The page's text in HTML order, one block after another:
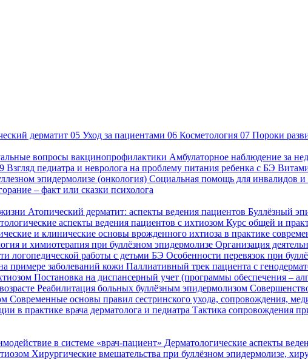
дерматит 05 Уход за пациентами 06 Косметология 07 Пороки
вопросы вакцинопрофилактики Амбулаторное наблюдение за
Взгляд педиатра и невролога на проблему питания ребенка с БЭ
эпидермолизе (онкология) Социальная помощь для инвалидов и
– факт или сказки психолога
Атопический дерматит: аспекты ведения пациентов Буллёзный
аспекты ведения пациентов с ихтиозом Курс общей и
и клинические основы врожденного ихтиоза в практике
и химиотерапия при буллёзном эпидермолизе Организация
логопедической работы с детьми БЭ Особенности перевязок при
примере заболеваний кожи Паллиативный трек пациента с
Постановка на диспансерный учет (программы обеспечения –
Реабилитация больных буллёзным эпидермолизом
Современные основы правил сестринского ухода, сопровождения,
в практике врача дерматолога и педиатра Тактика сопровождения
в системе «врач-пациент» Дерматологические аспекты
Хирургические вмешательства при буллёзном эпидермолизе,